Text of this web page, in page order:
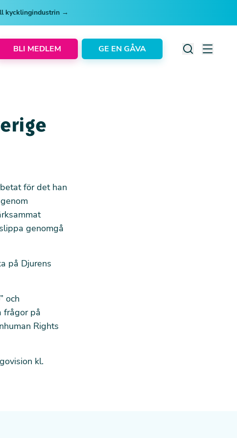
kycklingindustrin →
BLI MEDLEM GE EN GÅVA
för det han
genomgå
på Djurens
och
frågor på
Rights
kl.